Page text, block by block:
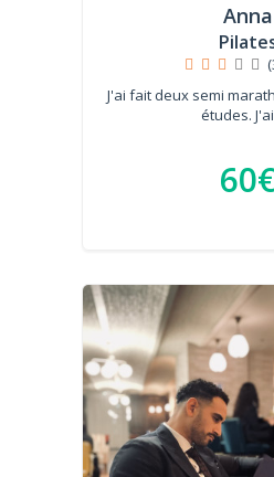
Anna
J'ai fait deux semi
études.